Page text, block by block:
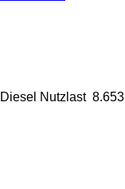
Diesel Nutzlast 8.653